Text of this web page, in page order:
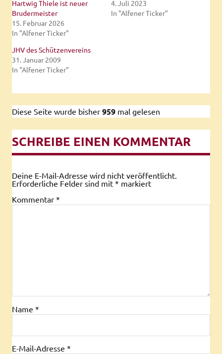
Hartwig Thiele ist neuer
Brudermeister
15. Februar 2026
In "Alfener Ticker"
4. Juli 2023
In "Alfener Ticker"
JHV des Schützenvereins
31. Januar 2009
In "Alfener Ticker"
Diese Seite wurde bisher 959 mal gelesen
SCHREIBE EINEN KOMMENTAR
Deine E-Mail-Adresse wird nicht veröffentlicht.
Erforderliche Felder sind mit * markiert
Kommentar *
Name *
E-Mail-Adresse *